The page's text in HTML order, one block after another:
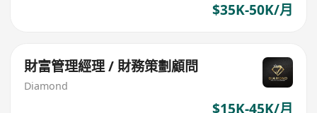
$35K-50K/月
財富管理經理 / 財務策劃顧問
Diamond
$15K-45K/月